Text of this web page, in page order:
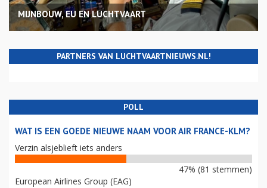
MIJNBOUW, EU EN LUCHTVAART
PARTNERS VAN LUCHTVAARTNIEUWS.NL!
POLL
WAT IS EEN GOEDE NIEUWE NAAM VOOR AIR FRANCE-KLM?
Verzin alsjeblieft iets anders
47% (81 stemmen)
European Airlines Group (EAG)